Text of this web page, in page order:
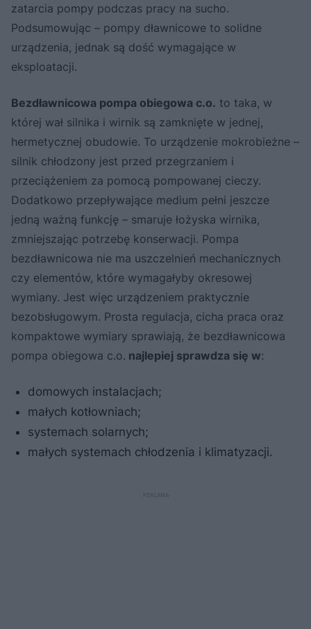
zatarcia pompy podczas pracy na sucho.
Podsumowując – pompy dławnicowe to solidne
urządzenia, jednak są dość wymagające w
eksploatacji.
Bezdławnicowa pompa obiegowa c.o. to taka, w
której wał silnika i wirnik są zamknięte w jednej,
hermetycznej obudowie. To urządzenie mokrobieżne –
silnik chłodzony jest przed przegrzaniem i
przeciążeniem za pomocą pompowanej cieczy.
Dodatkowo przepływające medium pełni jeszcze
jedną ważną funkcję – smaruje łożyska wirnika,
zmniejszając potrzebę konserwacji. Pompa
bezdławnicowa nie ma uszczelnień mechanicznych
czy elementów, które wymagałyby okresowej
wymiany. Jest więc urządzeniem praktycznie
bezobsługowym. Prosta regulacja, cicha praca oraz
kompaktowe wymiary sprawiają, że bezdławnicowa
pompa obiegowa c.o. najlepiej sprawdza się w:
domowych instalacjach;
małych kotłowniach;
systemach solarnych;
małych systemach chłodzenia i klimatyzacji.